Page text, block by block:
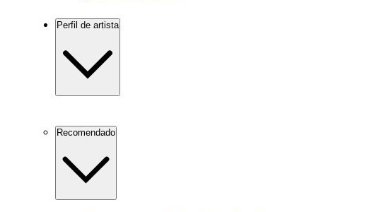
Perfil de artista
Recomendado